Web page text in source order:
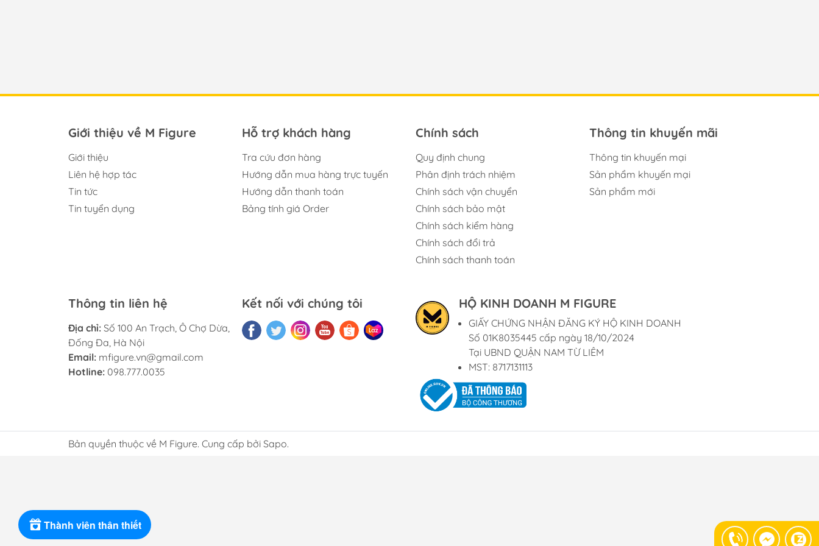
Giới thiệu về M Figure
Giới thiệu
Liên hệ hợp tác
Tin tức
Tin tuyển dụng
Hỗ trợ khách hàng
Tra cứu đơn hàng
Hướng dẫn mua hàng trực tuyến
Hướng dẫn thanh toán
Bảng tính giá Order
Chính sách
Quy định chung
Phân định trách nhiệm
Chính sách vận chuyển
Chính sách bảo mật
Chính sách kiểm hàng
Chính sách đổi trả
Chính sách thanh toán
Thông tin khuyến mãi
Thông tin khuyến mại
Sản phẩm khuyến mại
Sản phẩm mới
Thông tin liên hệ
Địa chỉ: Số 100 An Trạch, Ô Chợ Dừa,
Đống Đa, Hà Nội
Email: mfigure.vn@gmail.com
Hotline: 098.777.0035
Kết nối với chúng tôi HỘ KINH DOANH M FIGURE
GIẤY CHỨNG NHẬN ĐĂNG KÝ HỘ KINH DOANH
Số 01K8035445 cấp ngày 18/10/2024
Tại UBND QUẬN NAM TỪ LIÊM
MST: 8717131113
Bản quyền thuộc về M Figure. Cung cấp bởi Sapo.
Thành viên thân thiết